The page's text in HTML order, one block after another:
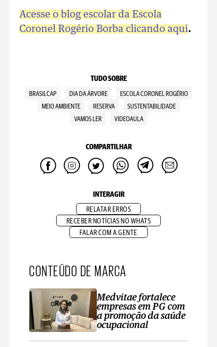
Acesse o blog escolar da Escola
Coronel Rogério Borba clicando aqui.
TUDO SOBRE
BRASILCAP DIA DA ÁRVORE
ESCOLA CORONEL ROGÉRIO
MEIO AMBIENTE
RESERVA
SUSTENTABILIDADE
VAMOS LER
VIDEOAULA
COMPARTILHAR
INTERAGIR
RELATAR ERROS
RECEBER NOTÍCIAS NO WHATS
FALAR COM A GENTE
CONTEÚDO DE MARCA
Medvitae fortalece
empresas em PG com
a promoção da saúde
ocupacional